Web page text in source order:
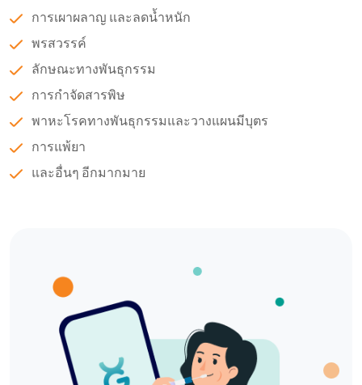
การเผาผลาญ และลดน้ำหนัก
พรสวรรค์
ลักษณะทางพันธุกรรม
การกำจัดสารพิษ
พาหะโรคทางพันธุกรรมและวางแผนมีบุตร
การแพ้ยา
และอื่นๆ อีกมากมาย